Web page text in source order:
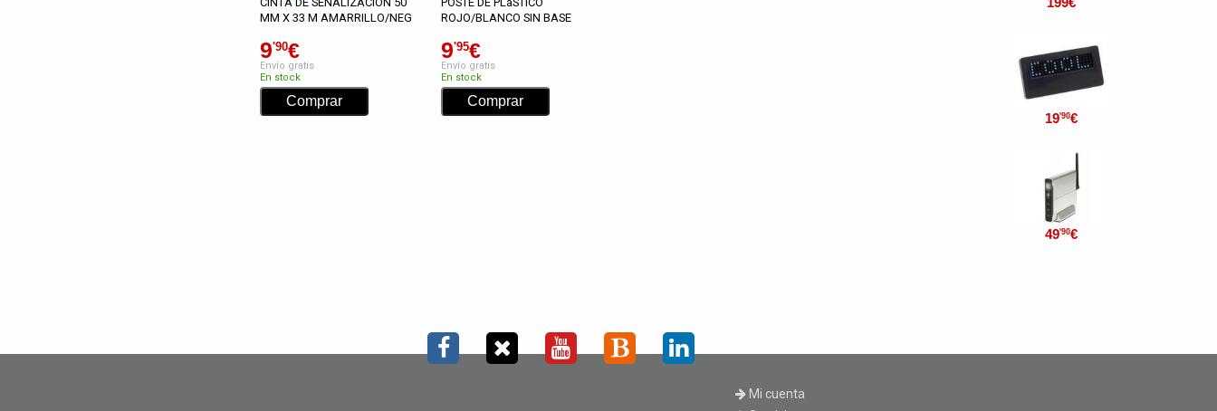
MM X 33 M AMARRILLO/NEG
9'90€
Envío gratis
En stock
ROJO/BLANCO SIN BASE
9'95€
Envío gratis
En stock
19'90€
49'90€
Mi cuenta